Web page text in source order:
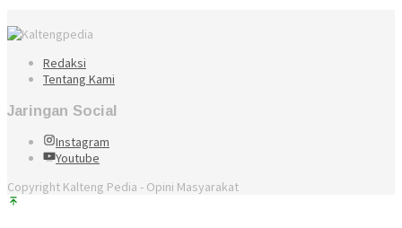
Redaksi
Tentang Kami
Jaringan Social
Instagram
Youtube
Copyright Kalteng Pedia - Opini Masyarakat